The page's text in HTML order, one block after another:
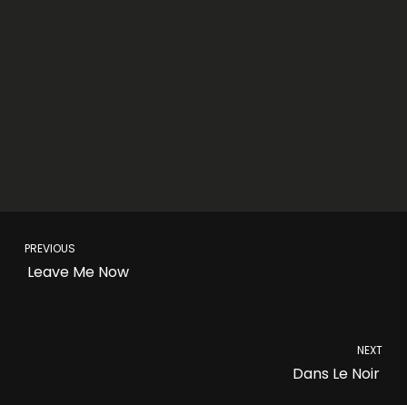
PREVIOUS
Leave Me Now
NEXT
Dans Le Noir